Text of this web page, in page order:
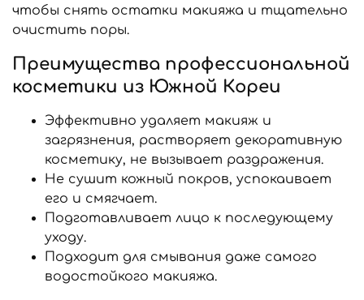
чтобы снять остатки макияжа и тщательно
очистить поры.
Преимущества профессиональной
косметики из Южной Кореи
Эффективно удаляет макияж и
загрязнения, растворяет декоративную
косметику, не вызывает раздражения.
Не сушит кожный покров, успокаивает
его и смягчает.
Подготавливает лицо к последующему
уходу.
Подходит для смывания даже самого
водостойкого макияжа.